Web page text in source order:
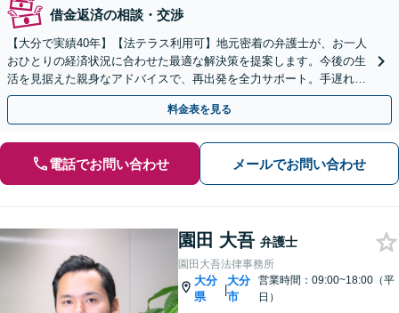
借金返済の相談・交渉
【大分で実績40年】【法テラス利用可】地元密着の弁護士が、お一人
おひとりの経済状況に合わせた最適な解決策を提案します。今後の生
活を見据えた親身なアドバイスで、再出発を全力サポート。手遅れに
なる前に、まずはご相談ください。【休日面談可】
料金表を見る
電話でお問い合わせ メールでお問い合わせ
園田 大吾 弁護士
園田大吾法律事務所
大分
県
|
大分
市
営業時間：09:00~18:00（平
日）